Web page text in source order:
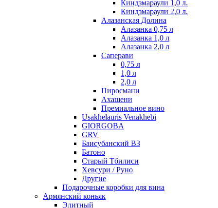
Киндзмараули 1,0 л.
Киндзмараули 2,0 л.
Алазанская Долина
Алазанка 0,75 л
Алазанка 1,0 л
Алазанка 2,0 л
Саперави
0,75 л
1,0 л
2,0 л
Пиросмани
Ахашени
Премиальное вино
Usakhelauris Venakhebi
GIORGOBA
GRV
Баисубанский ВЗ
Батоно
Старый Тбилиси
Хевсури / Руно
Другие
Подарочные коробки для вина
Армянский коньяк
Элитный